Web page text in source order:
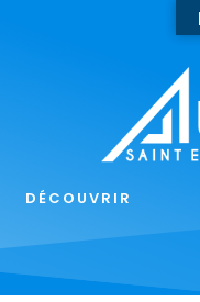
DÉCOUVRIR